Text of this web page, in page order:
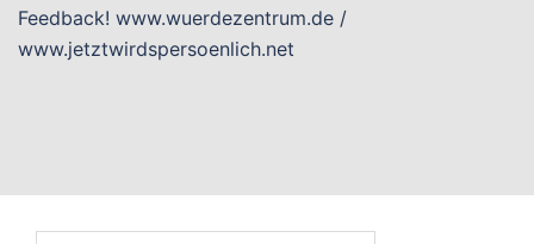
Feedback! www.wuerdezentrum.de /
www.jetztwirdspersoenlich.net